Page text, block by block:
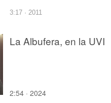
3:17 · 2011
La Albufera, en la UVI
2:54 · 2024